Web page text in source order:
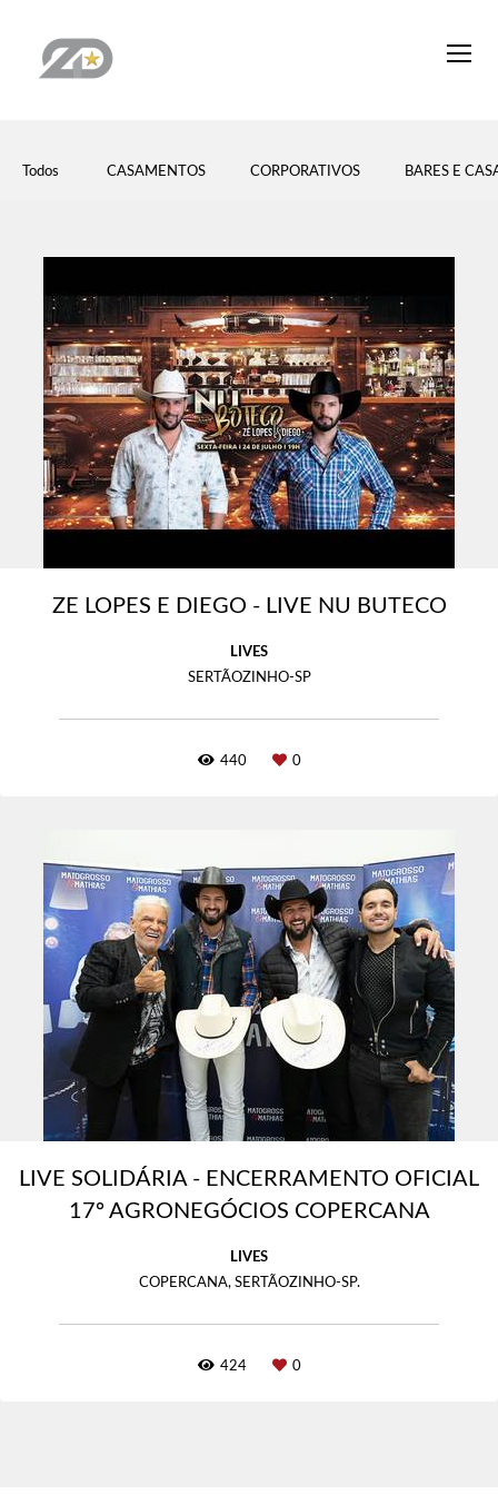
Todos CASAMENTOS CORPORATIVOS BARES E
ZE LOPES E DIEGO - LIVE NU BUTECO
LIVES
SERTÃOZINHO-SP
440 0
LIVE SOLIDÁRIA - ENCERRAMENTO OFICIAL
17º AGRONEGÓCIOS COPERCANA
LIVES
COPERCANA, SERTÃOZINHO-SP.
424 0